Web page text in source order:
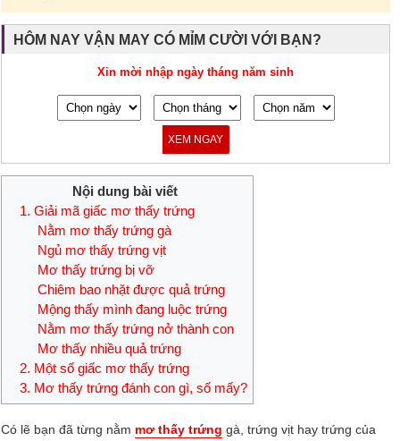
HÔM NAY VẬN MAY CÓ MỈM CƯỜI VỚI BẠN?
Xin mời nhập ngày tháng năm sinh
XEM NGAY
Nội dung bài viết
1. Giải mã giấc mơ thấy trứng
Nằm mơ thấy trứng gà
Ngủ mơ thấy trứng vịt
Mơ thấy trứng bị vỡ
Chiêm bao nhặt được quả trứng
Mộng thấy mình đang luộc trứng
Nằm mơ thấy trứng nở thành con
Mơ thấy nhiều quả trứng
2. Một số giấc mơ thấy trứng
3. Mơ thấy trứng đánh con gì, số mấy?
Có lẽ bạn đã từng nằm mơ thấy trứng gà, trứng vịt hay trứng của